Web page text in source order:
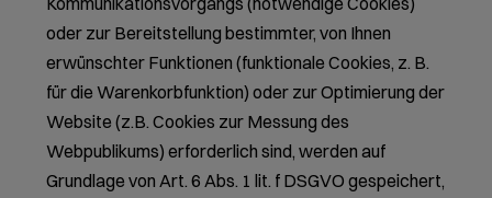
oder zur Bereitstellung bestimmter, von Ihnen
erwünschter Funktionen (funktionale Cookies, z. B.
für die Warenkorbfunktion) oder zur Optimierung der
Website (z.B. Cookies zur Messung des
Webpublikums) erforderlich sind, werden auf
Grundlage von Art. 6 Abs. 1 lit. f DSGVO gespeichert,